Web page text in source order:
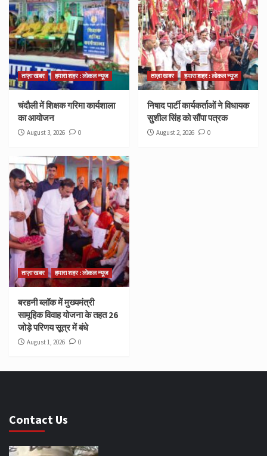
ताज़ा खबर हमारा शहर : लोकल न्यूज
चंदौली में शिक्षक गरिमा कार्यशाला
का आयोजन
August 3, 2026 0
ताज़ा खबर हमारा शहर : लोकल न्यूज
निषाद पार्टी कार्यकर्ताओं ने विधायक
सुशील सिंह को सौंपा पत्रक
August 2, 2026 0
ताज़ा खबर हमारा शहर : लोकल न्यूज
बरहनी ब्लॉक में मुख्यमंत्री
सामूहिक विवाह योजना के तहत 26
जोड़े परिणय सूत्र में बंधे
August 1, 2026 0
Contact Us